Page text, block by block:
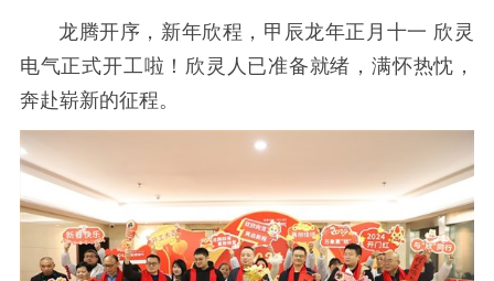
龙腾开序，新年欣程，甲辰龙年正月十一 欣灵
电气正式开工啦！欣灵人已准备就绪，满怀热忱，
奔赴崭新的征程。